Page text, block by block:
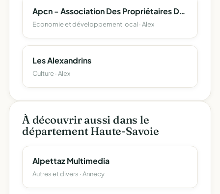
Apcn - Association Des Propriétaires De Chalets De La Nublière
Economie et développement local · Alex
Les Alexandrins
Culture · Alex
À découvrir aussi dans le
département Haute-Savoie
Alpettaz Multimedia
Autres et divers · Annecy